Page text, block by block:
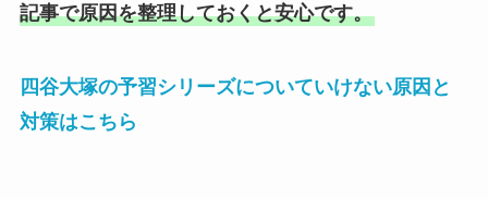
記事で原因を整理しておくと安心です。
四谷大塚の予習シリーズについていけない原因と
対策はこちら